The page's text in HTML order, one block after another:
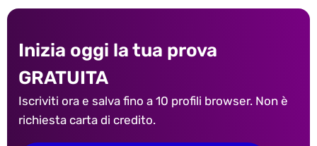
Inizia oggi la tua prova
GRATUITA
Iscriviti ora e salva fino a 10 profili browser. Non è
richiesta carta di credito.